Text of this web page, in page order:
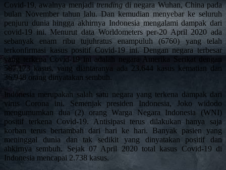
Covid-19, awalnya menjaditrendingdi negara Wuhan, China pada
bulan November tahun lalu. Dan kemudian menyebar ke seluruh
penjuru dunia hingga akhirnya Indonesia mengalami dampak dari
covid-19 ini. Menurut data Worldometers per-20 April 2020 ada
sebanyak enam ribu tujuhratus enampuluh (6760) yang telah
terkonfirmasi kasus positif Covid-19 ini. Dengan negara terbesar
yang terkena Covid-19 ini adalah negara Amerika Serikat dengan
587.173 kasus, yang diantaranya ada 23.644 kasus kematian dan
36.948 orang dinyatakan sembuh.
Indonesia merupakan salah satu negara yang terkena dampak dari
virus Corona ini. Semenjak presiden Indonesia, Joko widodo
mengumumkan dua (2) orang Warga Negara Indonesia (WNI)
positif terkena Covid-19. Antisipasi terus dilakukan hanya saja
korban terus bertambah dari hari ke hari. Banyak pasien yang
meninggal dunia dan tak sedikit yang dinyatakan positif dan
ahkirnya sembuh. Sejak 07 April 2020 total kasus Covid-19 di
Indonesia mencapai 2.738 kasus.